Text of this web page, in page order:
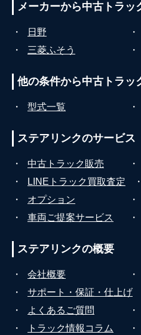
メーカーから中古トラッ
・ 日野 ・
・
三菱ふそう ・
他の条件から中古トラッ
・ 型式一覧 ・
ステアリンクのサービス
・ 中古トラック販売 ・
・
LINEトラック買取査定 ・
・
オプション ・
・
車両ご提案サービス ・
ステアリンクの概要
・ 会社概要 ・
・
サポート・保証・仕上げ
・
よくあるご質問 ・
・
トラック情報コラム ・